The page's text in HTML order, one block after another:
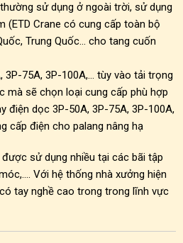
sử dụng ở ngoài trời, sử dụng
(ETD Crane có cung cấp toàn bộ
Trung Quốc… cho tang cuốn
3P-75A, 3P-100A,… tùy vào tải trọng
mà sẽ chọn loại cung cấp phù hợp
điện dọc 3P-50A, 3P-75A, 3P-100A,
cấp điện cho palang nâng hạ
sử dụng nhiều tại các bãi tập
Với hệ thống nhà xưởng hiện
tay nghề cao trong trong lĩnh vực